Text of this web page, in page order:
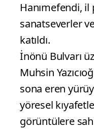
Hanımefendi, il
sanatseverler
katıldı.
İnönü Bulvarı
Muhsin
sona eren
yöresel
görüntülere